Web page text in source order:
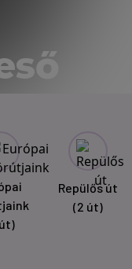
Repülős út
(2 út)